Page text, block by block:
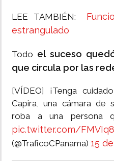
LEE TAMBIÉN:
estrangulado
Todo el suceso
que circula por las
[VÍDEO] ¡Tenga
Capira, una cámara de
roba a una persona
pic.twitter.com/
(@TraficoCPanama) 15